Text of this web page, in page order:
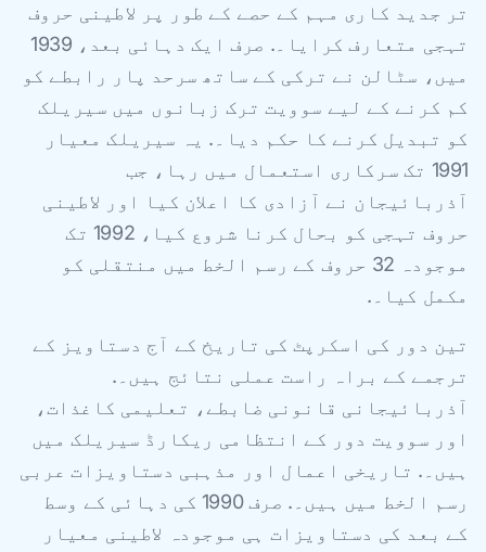
تر جدید کاری مہم کے حصے کے طور پر لاطینی حروف
تہجی متعارف کرایا۔. صرف ایک دہائی بعد، 1939
میں، سٹالن نے ترکی کے ساتھ سرحد پار رابطے کو
کم کرنے کے لیے سوویت ترک زبانوں میں سیریلک
کو تبدیل کرنے کا حکم دیا۔. یہ سیریلک معیار
1991 تک سرکاری استعمال میں رہا، جب
آذربائیجان نے آزادی کا اعلان کیا اور لاطینی
حروف تہجی کو بحال کرنا شروع کیا، 1992 تک
موجودہ 32 حروف کے رسم الخط میں منتقلی کو
مکمل کیا۔.
تین دور کی اسکرپٹ کی تاریخ کے آج دستاویز کے
ترجمے کے براہ راست عملی نتائج ہیں۔.
آذربائیجانی قانونی ضابطے، تعلیمی کاغذات،
اور سوویت دور کے انتظامی ریکارڈ سیریلک میں
ہیں۔. تاریخی اعمال اور مذہبی دستاویزات عربی
رسم الخط میں ہیں۔. صرف 1990 کی دہائی کے وسط
کے بعد کی دستاویزات ہی موجودہ لاطینی معیار